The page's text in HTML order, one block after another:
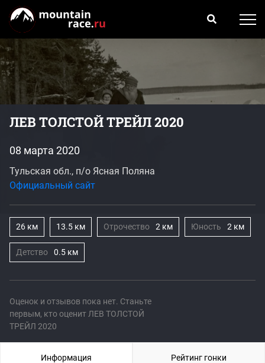
ЛЕВ ТОЛСТОЙ ТРЕЙЛ 2020
Оценок и отзывов пока нет. Станьте
первым, кто оценит ЛЕВ ТОЛСТОЙ
ТРЕЙЛ 2020
08 марта 2020
Тульская обл., п/о Ясная Поляна
Официальный сайт
26 км 13.5 км Отрочество 2 км Юность 2 км
Детство 0.5 км
Информация Рейтинг гонки